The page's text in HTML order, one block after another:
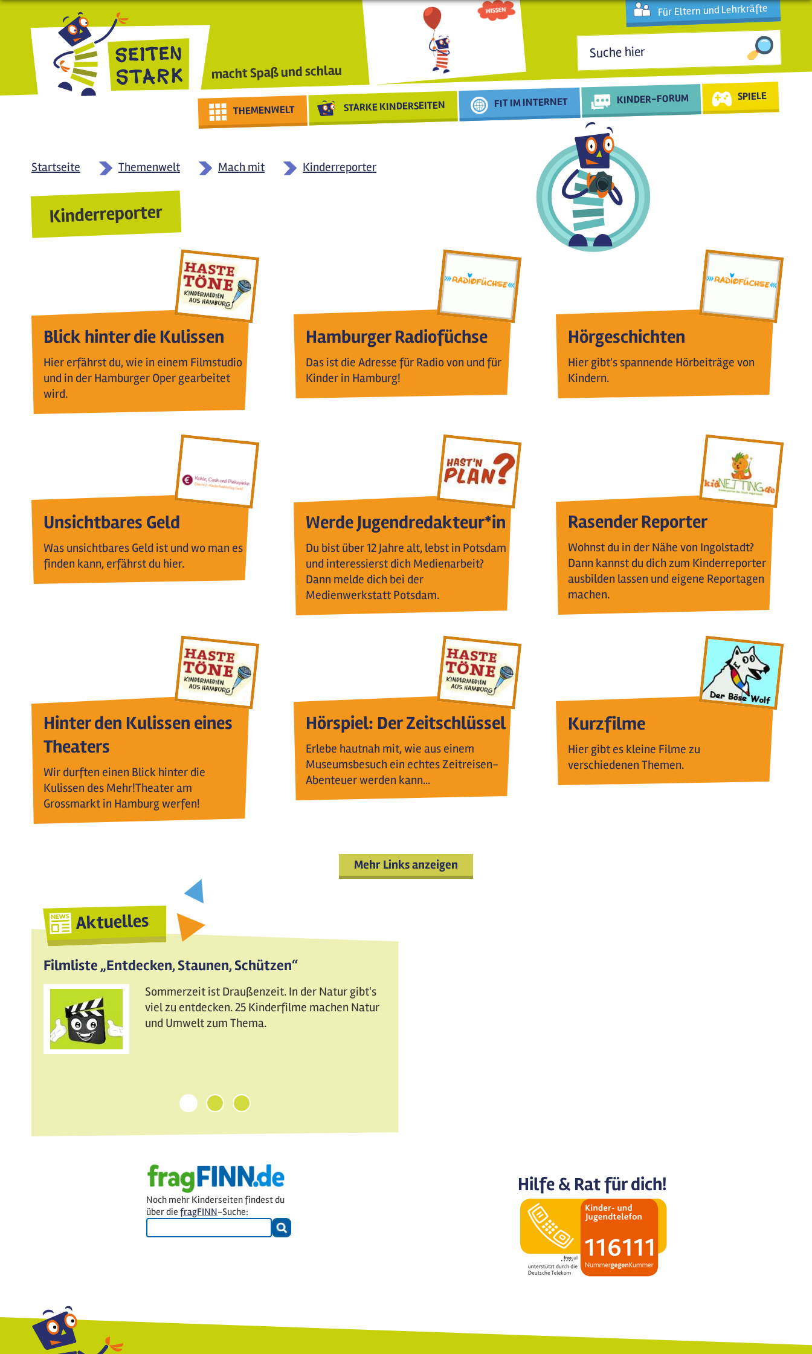
Direkt zum Inhalt
macht Spaß und schlau
Für Eltern und Lehrkräfte
Suchformular
THEMENWELT STARKE KINDERSEITEN FIT IM INTERNET KINDER-FORUM SPIELE
Startseite Themenwelt Mach mit Kinderreporter
Kinderreporter
Blick hinter die Kulissen
Hier erfährst du, wie in einem Filmstudio
und in der Hamburger Oper gearbeitet
wird.
Hamburger Radiofüchse
Das ist die Adresse für Radio von und für
Kinder in Hamburg!
Hörgeschichten
Hier gibt's spannende Hörbeiträge von
Kindern.
Unsichtbares Geld
Was unsichtbares Geld ist und wo man es
finden kann, erfährst du hier.
Werde Jugendredakteur*in
Du bist über 12 Jahre alt, lebst in Potsdam
und interessierst dich Medienarbeit?
Dann melde dich bei der
Medienwerkstatt Potsdam.
Rasender Reporter
Wohnst du in der Nähe von Ingolstadt?
Dann kannst du dich zum Kinderreporter
ausbilden lassen und eigene Reportagen
machen.
Hinter den Kulissen eines
Theaters
Wir durften einen Blick hinter die
Kulissen des Mehr!Theater am
Grossmarkt in Hamburg werfen!
Hörspiel: Der Zeitschlüssel
Erlebe hautnah mit, wie aus einem
Museumsbesuch ein echtes Zeitreisen-
Abenteuer werden kann...
Kurzfilme
Hier gibt es kleine Filme zu
verschiedenen Themen.
Mehr Links anzeigen
Aktuelles
Filmliste „Entdecken, Staunen, Schützen“
Sommerzeit ist Draußenzeit. In der Natur gibt's
viel zu entdecken. 25 Kinderfilme machen Natur
und Umwelt zum Thema.
1 2 3
Noch mehr Kinderseiten findest du
über die fragFINN-Suche:
Hilfe & Rat für dich!